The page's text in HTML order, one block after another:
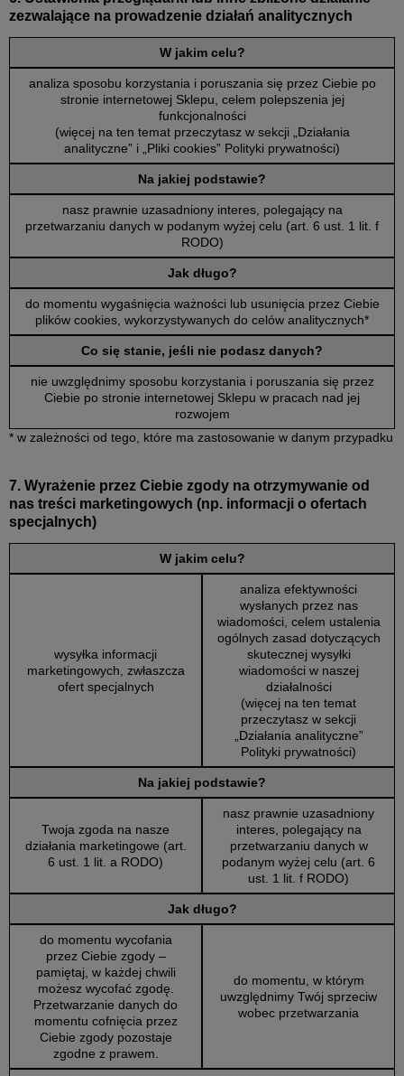
zezwalające na prowadzenie działań analitycznych
W jakim celu?
analiza sposobu korzystania i poruszania się przez Ciebie po
stronie internetowej Sklepu, celem polepszenia jej
funkcjonalności
(więcej na ten temat przeczytasz w sekcji „Działania
analityczne” i „Pliki cookies” Polityki prywatności)
Na jakiej podstawie?
nasz prawnie uzasadniony interes, polegający na
przetwarzaniu danych w podanym wyżej celu (art. 6 ust. 1 lit. f
RODO)
Jak długo?
do momentu wygaśnięcia ważności lub usunięcia przez Ciebie
plików cookies, wykorzystywanych do celów analitycznych*
Co się stanie, jeśli nie podasz danych?
nie uwzględnimy sposobu korzystania i poruszania się przez
Ciebie po stronie internetowej Sklepu w pracach nad jej
rozwojem
* w zależności od tego, które ma zastosowanie w danym przypadku
7. Wyrażenie przez Ciebie zgody na otrzymywanie od
nas treści marketingowych (np. informacji o ofertach
specjalnych)
W jakim celu?
wysyłka informacji
marketingowych, zwłaszcza
ofert specjalnych
analiza efektywności
wysłanych przez nas
wiadomości, celem ustalenia
ogólnych zasad dotyczących
skutecznej wysyłki
wiadomości w naszej
działalności
(więcej na ten temat
przeczytasz w sekcji
„Działania analityczne”
Polityki prywatności)
Na jakiej podstawie?
Twoja zgoda na nasze
działania marketingowe (art.
6 ust. 1 lit. a RODO)
nasz prawnie uzasadniony
interes, polegający na
przetwarzaniu danych w
podanym wyżej celu (art. 6
ust. 1 lit. f RODO)
Jak długo?
do momentu wycofania
przez Ciebie zgody –
pamiętaj, w każdej chwili
możesz wycofać zgodę.
Przetwarzanie danych do
momentu cofnięcia przez
Ciebie zgody pozostaje
zgodne z prawem.
do momentu, w którym
uwzględnimy Twój sprzeciw
wobec przetwarzania